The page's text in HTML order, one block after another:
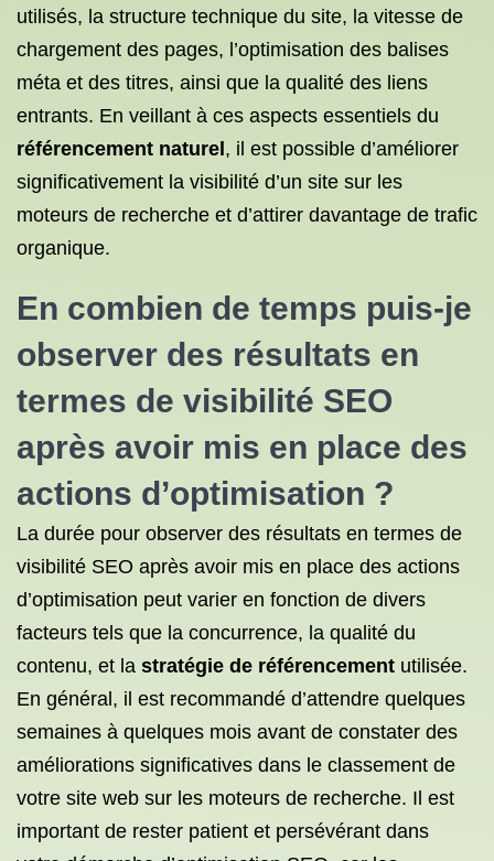
utilisés, la structure technique du site, la vitesse de
chargement des pages, l’optimisation des balises
méta et des titres, ainsi que la qualité des liens
entrants. En veillant à ces aspects essentiels du
référencement naturel , il est possible d’améliorer
significativement la visibilité d’un site sur les
moteurs de recherche et d’attirer davantage de trafic
organique.
En combien de temps puis-je
observer des résultats en
termes de visibilité SEO
après avoir mis en place des
actions d’optimisation ?
La durée pour observer des résultats en termes de
visibilité SEO après avoir mis en place des actions
d’optimisation peut varier en fonction de divers
facteurs tels que la concurrence, la qualité du
contenu, et la stratégie de référencement utilisée.
En général, il est recommandé d’attendre quelques
semaines à quelques mois avant de constater des
améliorations significatives dans le classement de
votre site web sur les moteurs de recherche. Il est
important de rester patient et persévérant dans